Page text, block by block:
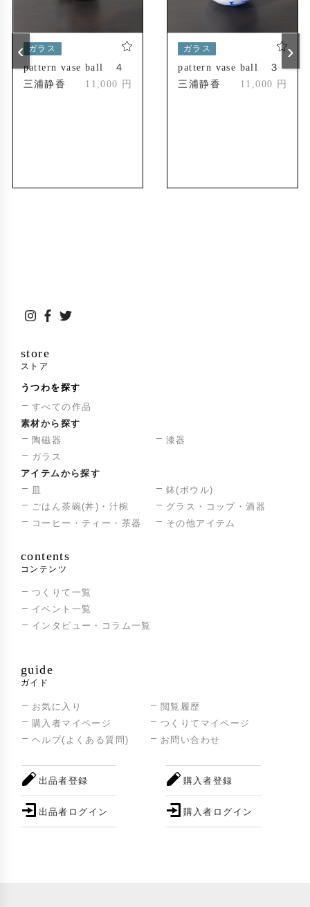
gallery sekka 個展（東京）～2020年
ガラス
pattern vase ball ４
三浦静香
11,000 円
ガラス
pattern vase ball ３
三浦静香
11,000 円
‹ ›
store
ストア
うつわを探す
すべての作品
素材から探す
陶磁器
漆器
ガラス
アイテムから探す
皿
鉢(ボウル)
ごはん茶碗(丼)・汁椀
グラス・コップ・酒器
コーヒー・ティー・茶器
その他アイテム
contents
コンテンツ
つくりて一覧
イベント一覧
インタビュー・コラム一覧
guide
ガイド
お気に入り
閲覧履歴
購入者マイページ
つくりてマイページ
ヘルプ(よくある質問)
お問い合わせ
出品者登録
出品者ログイン
購入者登録
購入者ログイン